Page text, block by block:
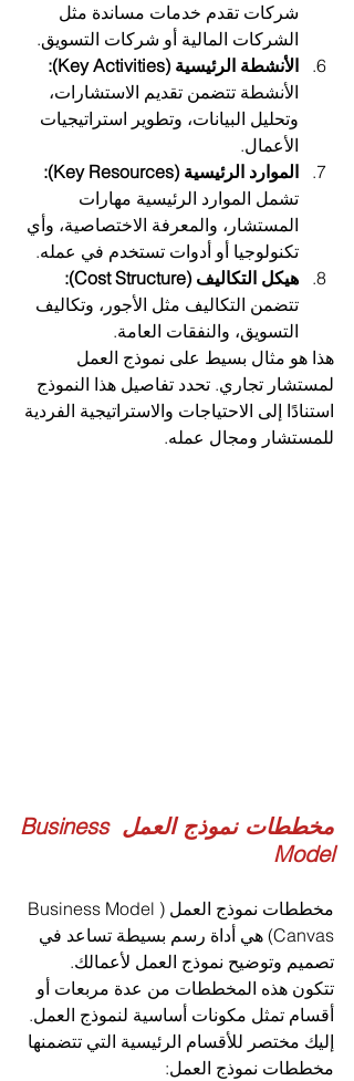
شركات تقدم خدمات مساندة مثل
الشركات المالية أو شركات التسويق.
الأنشطة الرئيسية (Key Activities):
الأنشطة تتضمن تقديم الاستشارات،
وتحليل البيانات، وتطوير استراتيجيات
الأعمال.
الموارد الرئيسية (Key Resources):
تشمل الموارد الرئيسية مهارات
المستشار، والمعرفة الاختصاصية، وأي
تكنولوجيا أو أدوات تستخدم في عمله.
هيكل التكاليف (Cost Structure):
تتضمن التكاليف مثل الأجور، وتكاليف
التسويق، والنفقات العامة.
هذا هو مثال بسيط على نموذج العمل
لمستشار تجاري. تحدد تفاصيل هذا النموذج
استنادًا إلى الاحتياجات والاستراتيجية الفردية
للمستشار ومجال عمله.
مخططات نموذج العمل Business
Model
مخططات نموذج العمل (Business Model
Canvas) هي أداة رسم بسيطة تساعد في
تصميم وتوضيح نموذج العمل لأعمالك.
تتكون هذه المخططات من عدة مربعات أو
أقسام تمثل مكونات أساسية لنموذج العمل.
إليك مختصر للأقسام الرئيسية التي تتضمنها
مخططات نموذج العمل: